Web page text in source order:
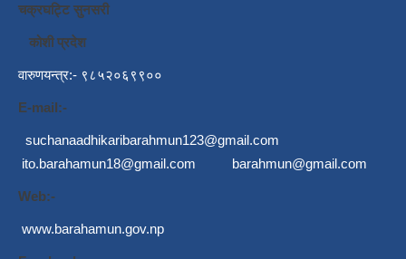
चक्रघट्टि सुनसरी
कोशी प्रदेश
वारुणयन्त्र:- ९८५२०६९९००
E-mail:-
suchanaadhikaribarahmun123@gmail.com
ito.barahamun18@gmail.com
barahmun@gmail.com
Web:-
www.barahamun.gov.np